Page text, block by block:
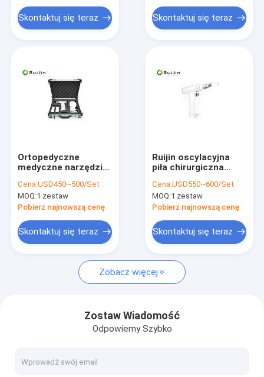
Produkty
O nas
Medyczne wiertło do kości
Wiertło chirurgiczne do kości
Oscylacyjna piła do kości
Posuwisto-zwrotna piła do kości
Skontaktuj się teraz Skontaktuj się teraz
Ortopedyczne
medyczne narzędzia
oscylacyjna
medyczna wiertarka
elektryczna
Cena:USD450~500/Set
MOQ:1 zestaw
Pobierz najnowszą cenę
Skontaktuj się teraz
Ruijin oscylacyjna
piła chirurgiczna
wiertarka
akumulatorowa
Cena:USD550~600/Set
MOQ:1 zestaw
Pobierz najnowszą cenę
Skontaktuj się teraz
Zobacz więcej
Zostaw Wiadomość
Odpowiemy Szybko